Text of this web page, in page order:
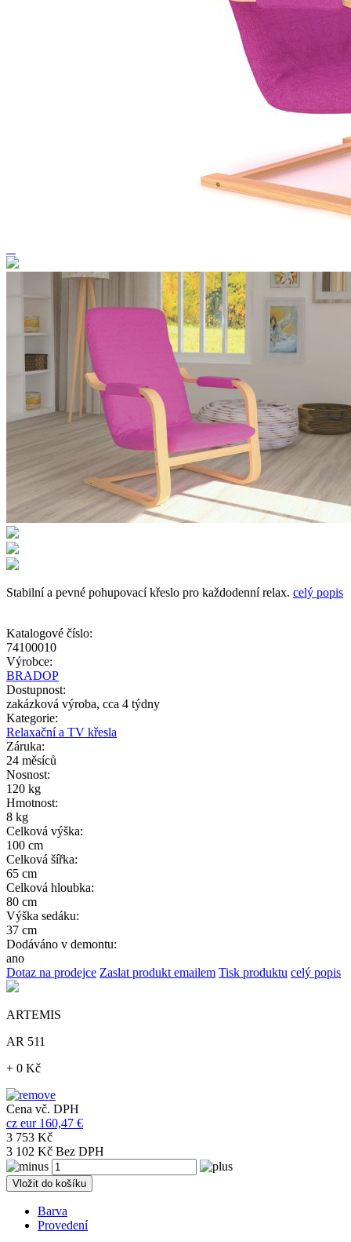
Stabilní a pevné pohupovací křeslo pro každodenní relax. celý popis
Katalogové číslo:
74100010
Výrobce:
BRADOP
Dostupnost:
zakázková výroba, cca 4 týdny
Kategorie:
Relaxační a TV křesla
Záruka:
24 měsíců
Nosnost:
120 kg
Hmotnost:
8 kg
Celková výška:
100 cm
Celková šířka:
65 cm
Celková hloubka:
80 cm
Výška sedáku:
37 cm
Dodáváno v demontu:
ano
Dotaz na prodejce Zaslat produkt emailem Tisk produktu celý popis
ARTEMIS
AR 511
+ 0 Kč
Cena vč. DPH
cz eur 160,47 €
3 753 Kč
3 102 Kč Bez DPH
Vložit do košíku
Barva
Provedení